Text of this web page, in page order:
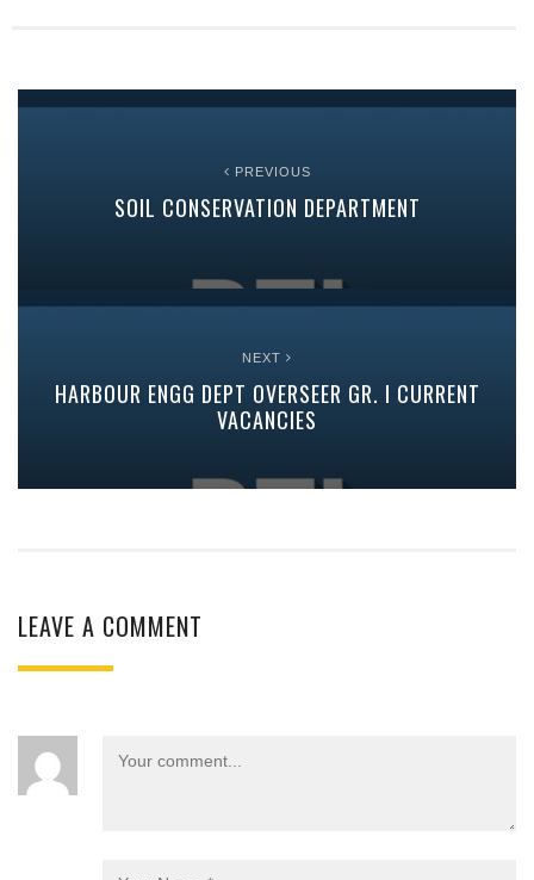
PREVIOUS
SOIL CONSERVATION DEPARTMENT
NEXT
HARBOUR ENGG DEPT OVERSEER GR. I CURRENT
VACANCIES
LEAVE A COMMENT